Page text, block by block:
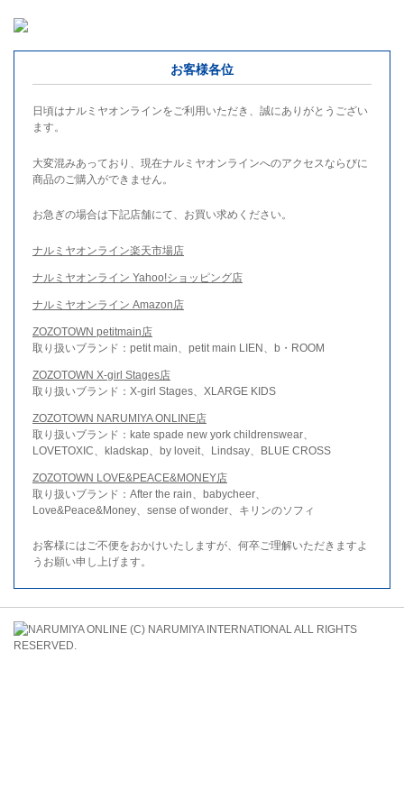
お客様各位
日頃はナルミヤオンラインをご利用いただき、誠にありがとうござい
ます。
大変混みあっており、現在ナルミヤオンラインへのアクセスならびに
商品のご購入ができません。
お急ぎの場合は下記店舗にて、お買い求めください。
ナルミヤオンライン楽天市場店
ナルミヤオンライン Yahoo!ショッピング店
ナルミヤオンライン Amazon店
ZOZOTOWN petitmain店
取り扱いブランド：petit main、petit main LIEN、b・ROOM
ZOZOTOWN X-girl Stages店
取り扱いブランド：X-girl Stages、XLARGE KIDS
ZOZOTOWN NARUMIYA ONLINE店
取り扱いブランド：kate spade new york childrenswear、
LOVETOXIC、kladskap、by loveit、Lindsay、BLUE CROSS
ZOZOTOWN LOVE&PEACE&MONEY店
取り扱いブランド：After the rain、babycheer、
Love&Peace&Money、sense of wonder、キリンのソフィ
お客様にはご不便をおかけいたしますが、何卒ご理解いただきますよ
うお願い申し上げます。